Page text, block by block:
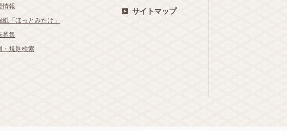
情報
紙「ほっとみたけ」
募集
・規則検索
サイトマップ